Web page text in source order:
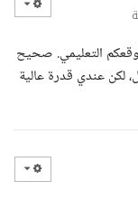
التعليمي. صحيح
لكن عندي قدرة عالية